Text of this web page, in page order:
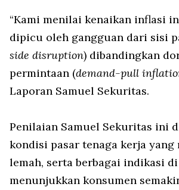
“Kami menilai kenaikan inflasi
dipicu oleh gangguan dari sisi
side disruption) dibandingkan
permintaan (demand-pull
Laporan Samuel Sekuritas.
Penilaian Samuel Sekuritas ini
kondisi pasar tenaga kerja
lemah, serta berbagai indikasi
menunjukkan konsumen